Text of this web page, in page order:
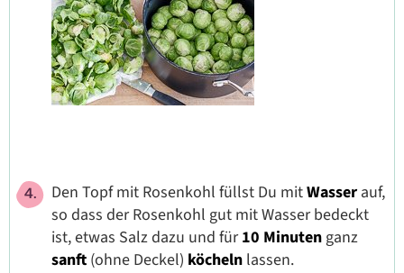
Den Topf mit Rosenkohl füllst Du mitWasser auf,
so dass der Rosenkohl gut mit Wasser bedeckt
ist, etwas Salz dazu und für10 Minutenganz
sanft (ohne Deckel) köcheln lassen.